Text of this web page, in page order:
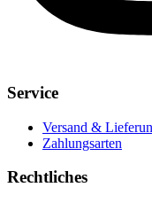
Service
Versand &
Zahlungsarten
Rechtliches